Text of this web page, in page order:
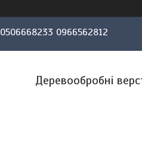
0506668233 0966562812
Деревообробні